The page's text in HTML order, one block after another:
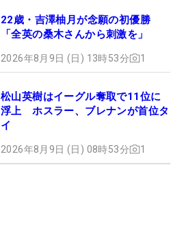
22歳・吉澤柚月が念願の初優勝
「全英の桑木さんから刺激を」
2026年8月9日 (日) 13時53分 1
松山英樹はイーグル奪取で11位に
浮上 ホスラー、ブレナンが首位タ
イ
2026年8月9日 (日) 08時53分 1